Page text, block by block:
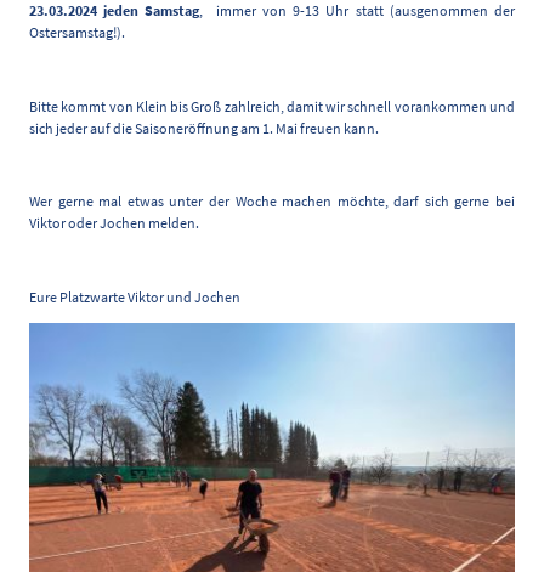
23.03.2024 jeden Samstag, immer von 9-13 Uhr statt (ausgenommen der
Ostersamstag!).
Bitte kommt von Klein bis Groß zahlreich, damit wir schnell vorankommen und
sich jeder auf die Saisoneröffnung am 1. Mai freuen kann.
Wer gerne mal etwas unter der Woche machen möchte, darf sich gerne bei
Viktor oder Jochen melden.
Eure Platzwarte Viktor und Jochen